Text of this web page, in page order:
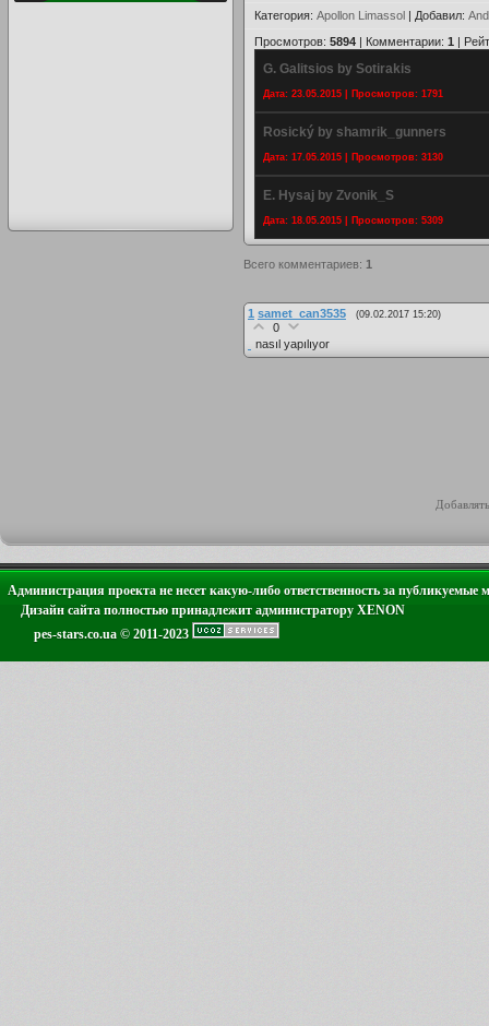
Категория: Apollon Limassol | Добавил:
Просмотров: 5894 | Комментарии: 1 |
G. Galitsios by Sotirakis
Дата: 23.05.2015 | Просмотров: 1791
Rosický by shamrik_gunners
Дата: 17.05.2015 | Просмотров: 3130
E. Hysaj by Zvonik_S
Дата: 18.05.2015 | Просмотров: 5309
Всего комментариев: 1
1 samet_can3535 (09.02.2017 15:20)
0
nasıl yapılıyor
Администрация проекта не несет какую-либо ответственность за публикуемые
Дизайн сайта полностью принадлежит администратору XENON
pes-stars.co.ua © 2011-2023